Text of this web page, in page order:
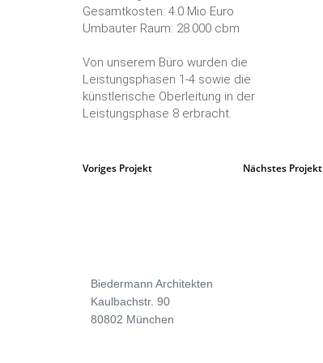
Gesamtkosten: 4.0 Mio Euro
Umbauter Raum: 28.000 cbm
Von unserem Büro wurden die
Leistungsphasen 1-4 sowie die
künstlerische Oberleitung in der
Leistungsphase 8 erbracht.
Voriges Projekt Nächstes Projekt
Biedermann Architekten
Kaulbachstr. 90
80802 München